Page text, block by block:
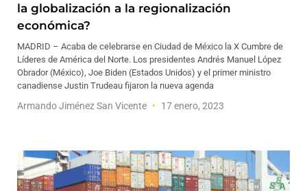
la globalización a la regionalización
económica?
MADRID – Acaba de celebrarse en Ciudad de México la X Cumbre de
Líderes de América del Norte. Los presidentes Andrés Manuel López
Obrador (México), Joe Biden (Estados Unidos) y el primer ministro
canadiense Justin Trudeau fijaron la nueva agenda
Armando Jiménez San Vicente 17 enero, 2023